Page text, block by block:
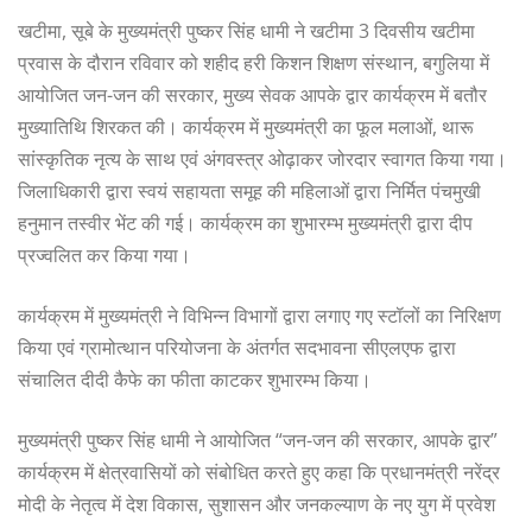
खटीमा, सूबे के मुख्यमंत्री पुष्कर सिंह धामी ने खटीमा 3 दिवसीय खटीमा
प्रवास के दौरान रविवार को शहीद हरी किशन शिक्षण संस्थान, बगुलिया में
आयोजित जन-जन की सरकार, मुख्य सेवक आपके द्वार कार्यक्रम में बतौर
मुख्यातिथि शिरकत की। कार्यक्रम में मुख्यमंत्री का फूल मलाओं, थारू
सांस्कृतिक नृत्य के साथ एवं अंगवस्त्र ओढ़ाकर जोरदार स्वागत किया गया।
जिलाधिकारी द्वारा स्वयं सहायता समूह की महिलाओं द्वारा निर्मित पंचमुखी
हनुमान तस्वीर भेंट की गई। कार्यक्रम का शुभारम्भ मुख्यमंत्री द्वारा दीप
प्रज्वलित कर किया गया।
कार्यक्रम में मुख्यमंत्री ने विभिन्न विभागों द्वारा लगाए गए स्टॉलों का निरिक्षण
किया एवं ग्रामोत्थान परियोजना के अंतर्गत सदभावना सीएलएफ द्वारा
संचालित दीदी कैफे का फीता काटकर शुभारम्भ किया।
मुख्यमंत्री पुष्कर सिंह धामी ने आयोजित “जन-जन की सरकार, आपके द्वार”
कार्यक्रम में क्षेत्रवासियों को संबोधित करते हुए कहा कि प्रधानमंत्री नरेंद्र
मोदी के नेतृत्व में देश विकास, सुशासन और जनकल्याण के नए युग में प्रवेश